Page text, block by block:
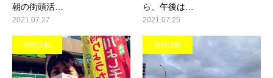
朝の街頭活…
2021.07.27
ら、午後は…
2021.07.25
街頭活動 街頭活動